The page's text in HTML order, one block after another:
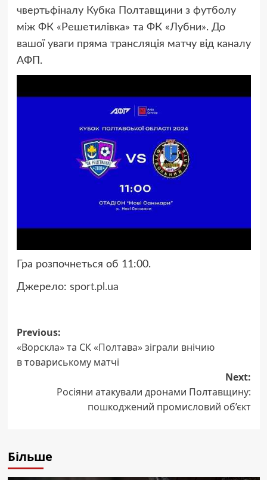
чвертьфіналу Кубка Полтавщини з футболу
між ФК «Решетилівка» та ФК «Лубни». До
вашої уваги пряма трансляція матчу від каналу
АФП.
Гра розпочнеться об 11:00.
Джерело: sport.pl.ua
Post
navigation
Previous:
«Ворскла» та СК «Полтава» зіграли внічию
в товариському матчі
Next:
Росіяни атакували дронами Полтавщину:
пошкоджений промисловий об’єкт
Більше